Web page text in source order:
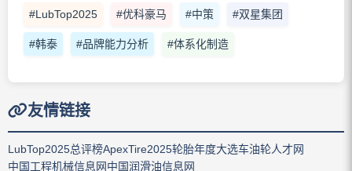
#LubTop2025 #优科豪马 #中策 #双星集团
#韩泰 #品牌能力分析 #体系化制造
友情链接
LubTop2025总评榜ApexTire2025轮胎年度大选车油轮人才网
中国工程机械信息网中国润滑油信息网